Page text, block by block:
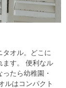
オル。
どこに
す。
便利なル
ったら幼稚園・
ルはコンパクト